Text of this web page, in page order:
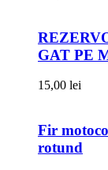
GAT PE
15,00 lei
Fir
rotund